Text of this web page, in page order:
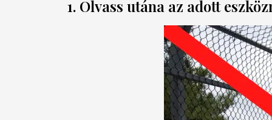
1. Olvass utána az adott